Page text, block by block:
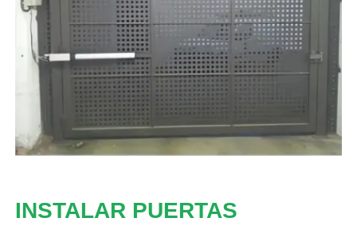
INSTALAR PUERTAS